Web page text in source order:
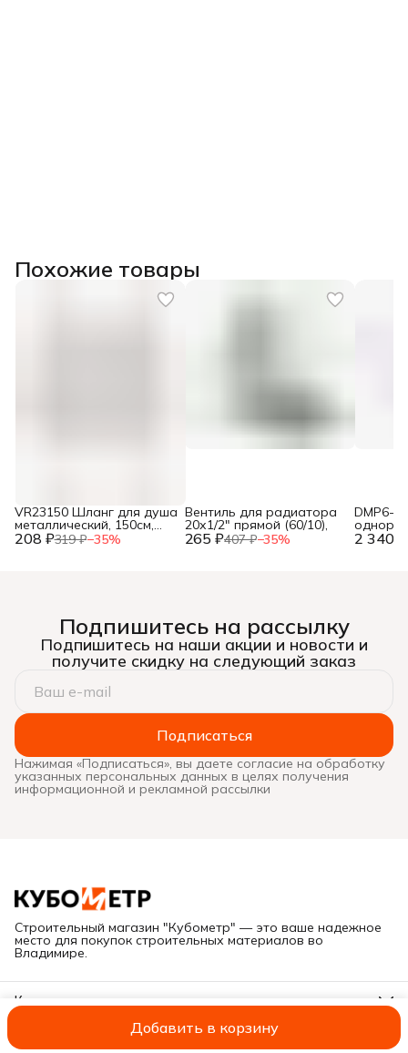
Добавить в корзину
Похожие товары
208 ₽319 ₽−35%
VR23150 Шланг для душа
металлический, 150см,
упак. блистер ТМ "VIEIR" 265 ₽407 ₽−35%
Вентиль для радиатора
20х1/2" прямой (60/10),
2 340 ₽
DMP6-
ванны
Подпишитесь на рассылку
Подпишитесь на наши акции и новости и
получите скидку на следующий заказ
Подписаться
Нажимая «Подписаться», вы даете согласие на обработку
указанных персональных данных в целях получения
информационной и рекламной рассылки
Строительный магазин "Кубометр" — это ваше надежное
место для покупок строительных материалов во
Владимире.
Контакты
Г. Владимир, ул. Куйбышева, дом 28Е
Иван
ИП Савельева А.В.ОплатаДоставкаПравила возврата